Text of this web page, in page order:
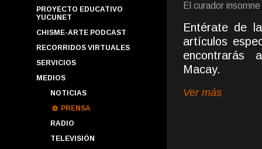
PROYECTO EDUCATIVO
YUCUNET
CHISME-ARTE PODCAST
RECORRIDOS VIRTUALES
SERVICIOS
MEDIOS
NOTICIAS
PRENSA
RADIO
TELEVISIÓN
El curador insomne
Entérate de
artículos
encontrarás
Macay.
Ver más